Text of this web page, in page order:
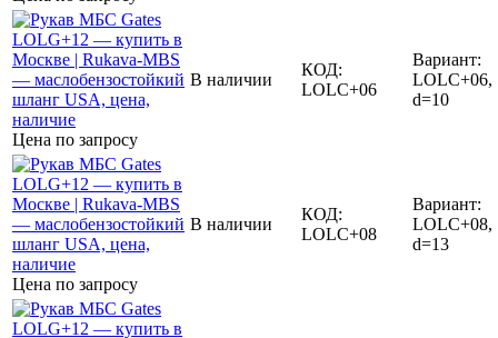
Цена по запросу
В наличии
КОД:
LOLC+06
Вариант:
LOLC+06,
d=10
Цена по запросу
В наличии
КОД:
LOLC+08
Вариант:
LOLC+08,
d=13